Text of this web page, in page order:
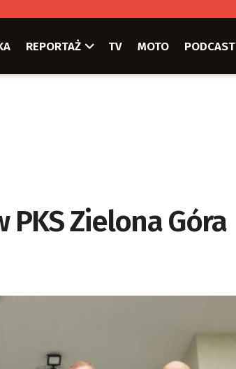
REPORTAŻ TV MOTO
PKS Zielona Góra